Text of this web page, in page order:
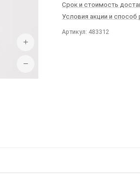
+
−
Срок и стоимость
Условия акции и способ
Артикул: 483312